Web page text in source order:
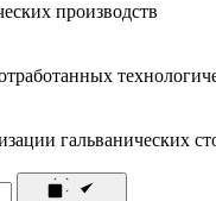
производств
гальванических